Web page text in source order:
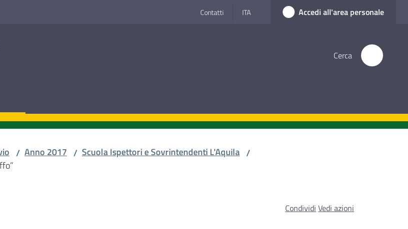
Contatti ITA Accedi all'area personale
Cerca
/ Anno 2017 / Scuola Ispettori e Sovrintendenti L'Aquila /
Condividi Vedi azioni